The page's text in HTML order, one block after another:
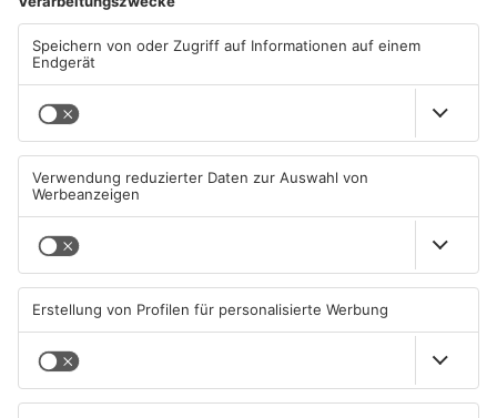
TV Großwallstadt tritt gegen
07.08.2026, 16:08 UHR IN SPORT
Aschaffenburg verliert
05.08.2026, 04:30 UHR IN SPORT
TOPNEWS